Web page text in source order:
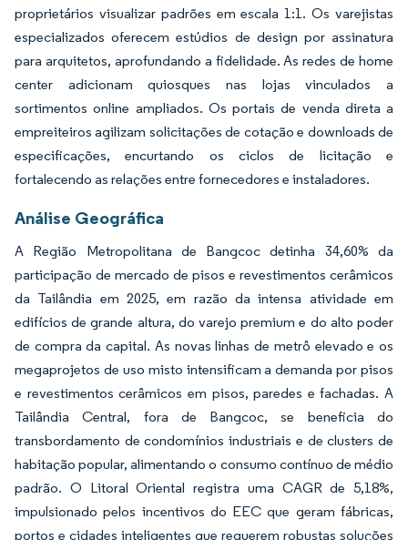
proprietários visualizar padrões em escala 1:1. Os varejistas
especializados oferecem estúdios de design por assinatura
para arquitetos, aprofundando a fidelidade. As redes de home
center adicionam quiosques nas lojas vinculados a
sortimentos online ampliados. Os portais de venda direta a
empreiteiros agilizam solicitações de cotação e downloads de
especificações, encurtando os ciclos de licitação e
fortalecendo as relações entre fornecedores e instaladores.
Análise Geográfica
A Região Metropolitana de Bangcoc detinha 34,60% da
participação de mercado de pisos e revestimentos cerâmicos
da Tailândia em 2025, em razão da intensa atividade em
edifícios de grande altura, do varejo premium e do alto poder
de compra da capital. As novas linhas de metrô elevado e os
megaprojetos de uso misto intensificam a demanda por pisos
e revestimentos cerâmicos em pisos, paredes e fachadas. A
Tailândia Central, fora de Bangcoc, se beneficia do
transbordamento de condomínios industriais e de clusters de
habitação popular, alimentando o consumo contínuo de médio
padrão. O Litoral Oriental registra uma CAGR de 5,18%,
impulsionado pelos incentivos do EEC que geram fábricas,
portos e cidades inteligentes que requerem robustas soluções